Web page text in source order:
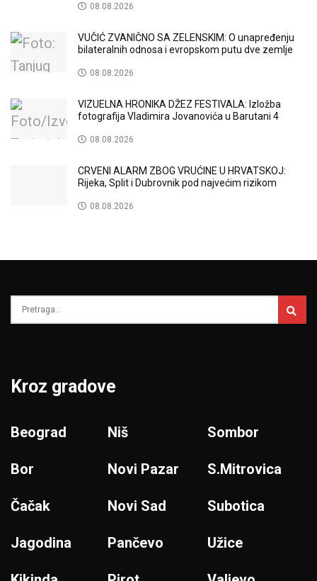
08.08.2026
VUČIĆ ZVANIČNO SA ZELENSKIM: O unapređenju
bilateralnih odnosa i evropskom putu dve zemlje
08.08.2026
VIZUELNA HRONIKA DŽEZ FESTIVALA: Izložba
fotografija Vladimira Jovanovića u Barutani 4
08.08.2026
CRVENI ALARM ZBOG VRUĆINE U HRVATSKOJ:
Rijeka, Split i Dubrovnik pod najvećim rizikom
08.08.2026
Kroz gradove
Beograd
Bor
Čačak
Jagodina
Niš
Novi Pazar
Novi Sad
Pančevo
Sombor
S.Mitrovica
Subotica
Užice